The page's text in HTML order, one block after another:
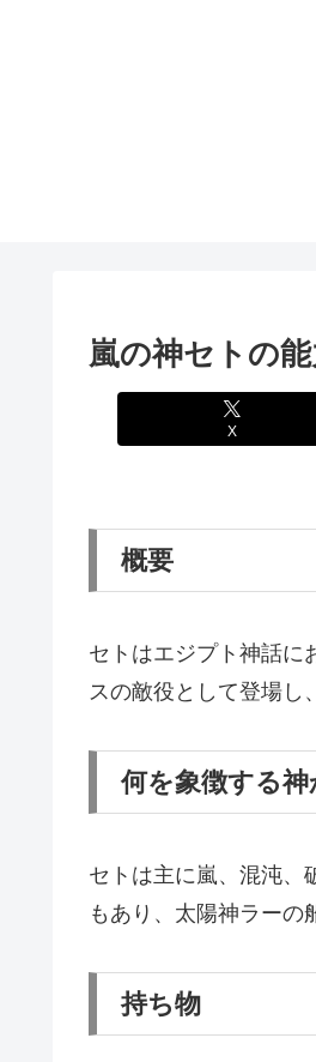
嵐の神セトの
X
概要
セトはエジプト神話に
スの敵役として登場し
何を象徴する神
セトは主に嵐、混沌、
もあり、太陽神ラーの
持ち物